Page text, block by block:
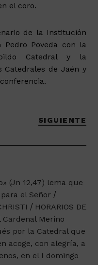
el coro.
de la Institución
Pedro Poveda con la
Catedral y la
Catedrales de Jaén y
SIGUIENTE
(Jn 12,47) lema que
el Señor
HORARIOS DE
Cardenal Merino
por la Catedral que
acoge, con alegría, a
en el I domingo